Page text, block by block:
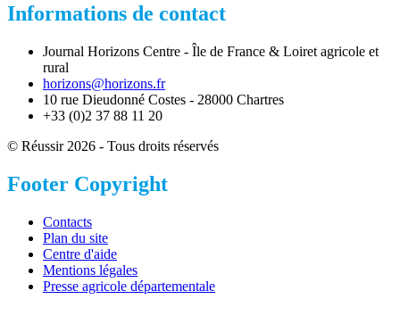
Informations de contact
Journal Horizons Centre - Île de France & Loiret agricole et
rural
horizons@horizons.fr
10 rue Dieudonné Costes - 28000 Chartres
+33 (0)2 37 88 11 20
© Réussir 2026 - Tous droits réservés
Footer Copyright
Contacts
Plan du site
Centre d'aide
Mentions légales
Presse agricole départementale